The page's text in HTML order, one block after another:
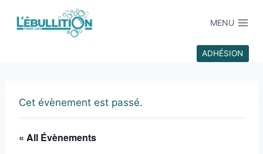
MENU
ADHÉSION
Cet évènement est passé.
« All Évènements